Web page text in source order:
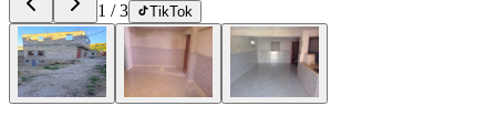
1 /3 TikTok